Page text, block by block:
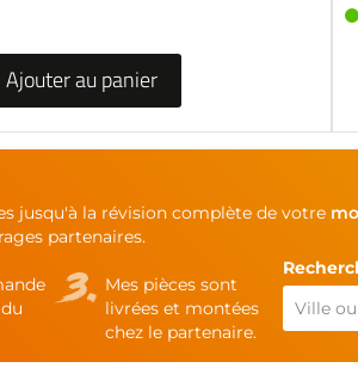
Ajouter au panier
jusqu'à la révision complète de votre
partenaires.
Mes pièces sont
livrées et montées
chez le partenaire.